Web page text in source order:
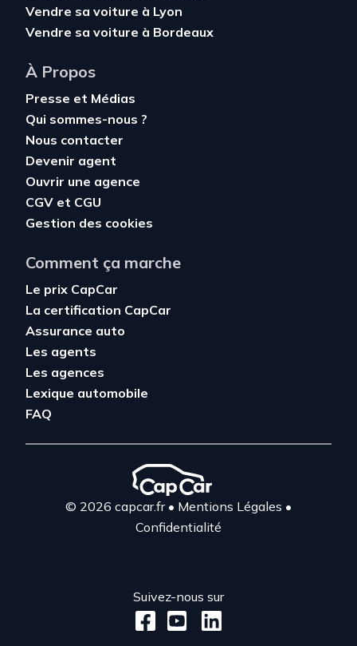
Vendre sa voiture à Lyon
Vendre sa voiture à Bordeaux
À Propos
Presse et Médias
Qui sommes-nous ?
Nous contacter
Devenir agent
Ouvrir une agence
CGV et CGU
Gestion des cookies
Comment ça marche
Le prix CapCar
La certification CapCar
Assurance auto
Les agents
Les agences
Lexique automobile
FAQ
© 2026 capcar.fr• Mentions Légales •
Confidentialité
Suivez-nous sur